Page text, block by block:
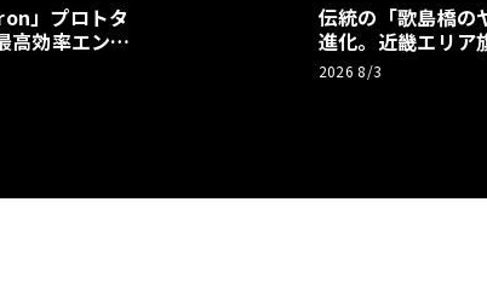
」プロトタ
高効率エント
伝統の「歌島橋の
進化。近畿エリア
ーアル
2026 8/3